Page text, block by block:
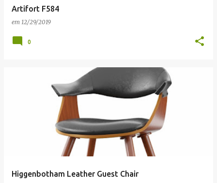
Artifort F584
em 12/29/2019
0
Higgenbotham Leather Guest Chair